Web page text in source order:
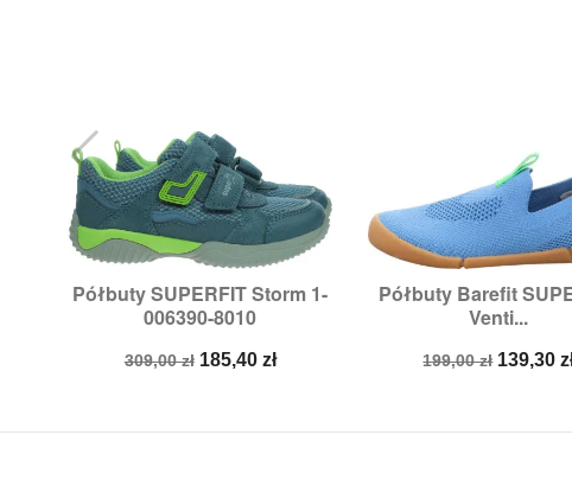
Półbuty SUPERFIT Storm 1-
006390-8010
Cena
309,00 zł Cena
185,40 zł
 Szybki podgląd
Rozmiary:32
Półbuty Barefit
Venti...
Cena
199,00 zł Cena
139,30
Szybki
Rozmiary:28,29,